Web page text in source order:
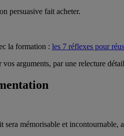
persuasive fait acheter.
la formation : les 7 réflexes pour
arguments, par une relecture
mémorisable et incontournable,